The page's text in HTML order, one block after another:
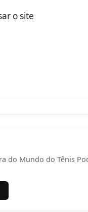
o site
do Mundo do Tênis